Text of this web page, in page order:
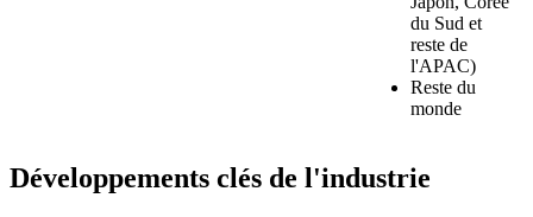
du Sud et
reste de
l'APAC)
Reste du
monde
Développements clés de l'industrie